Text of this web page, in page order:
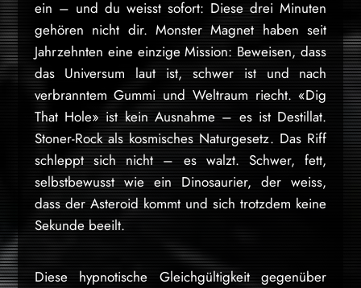
ein – und du weisst sofort: Diese drei Minuten
gehören nicht dir. Monster Magnet haben seit
Jahrzehnten eine einzige Mission: Beweisen, dass
das Universum laut ist, schwer ist und nach
verbranntem Gummi und Weltraum riecht. «Dig
That Hole» ist kein Ausnahme – es ist Destillat.
Stoner-Rock als kosmisches Naturgesetz. Das Riff
schleppt sich nicht – es walzt. Schwer, fett,
selbstbewusst wie ein Dinosaurier, der weiss,
dass der Asteroid kommt und sich trotzdem keine
Sekunde beeilt.
Diese hypnotische Gleichgültigkeit gegenüber